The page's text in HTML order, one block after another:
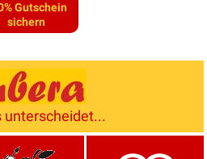
Gutschein
sichern
unterscheidet...